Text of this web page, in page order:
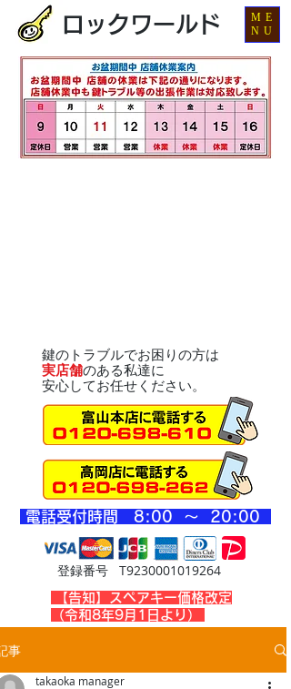
ロックワールド
鍵のトラブルでお困りの方は
実店舗のある私達に
安心してお任せください。
登録番号 T9230001019264
​電話受付時間 8:00 ～ 20:00
​【告知】スペアキー価格改定
（令和8年9月1日より）
ME
NU
事
takaoka manager